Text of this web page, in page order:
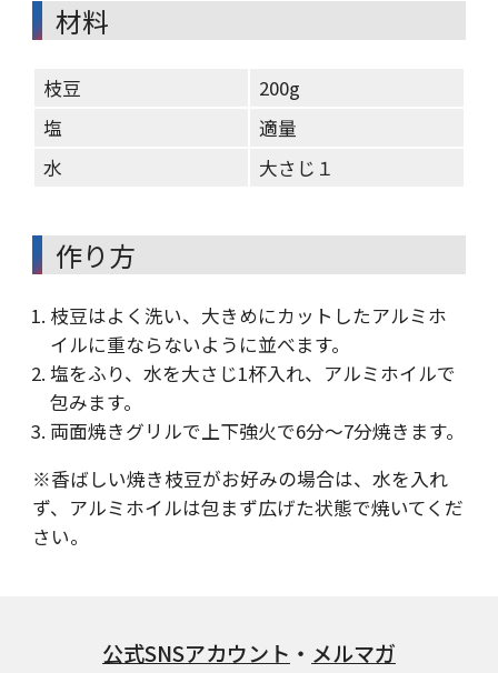
材料
枝豆
200g
塩
適量
水
大さじ１
作り方
枝豆はよく洗い、大きめにカットしたアルミホ
イルに重ならないように並べます。
塩をふり、水を大さじ1杯入れ、アルミホイルで
包みます。
両面焼きグリルで上下強火で6分～7分焼きます。
※香ばしい焼き枝豆がお好みの場合は、水を入れ
ず、アルミホイルは包まず広げた状態で焼いてくだ
さい。
公式SNSアカウント ・ メルマガ